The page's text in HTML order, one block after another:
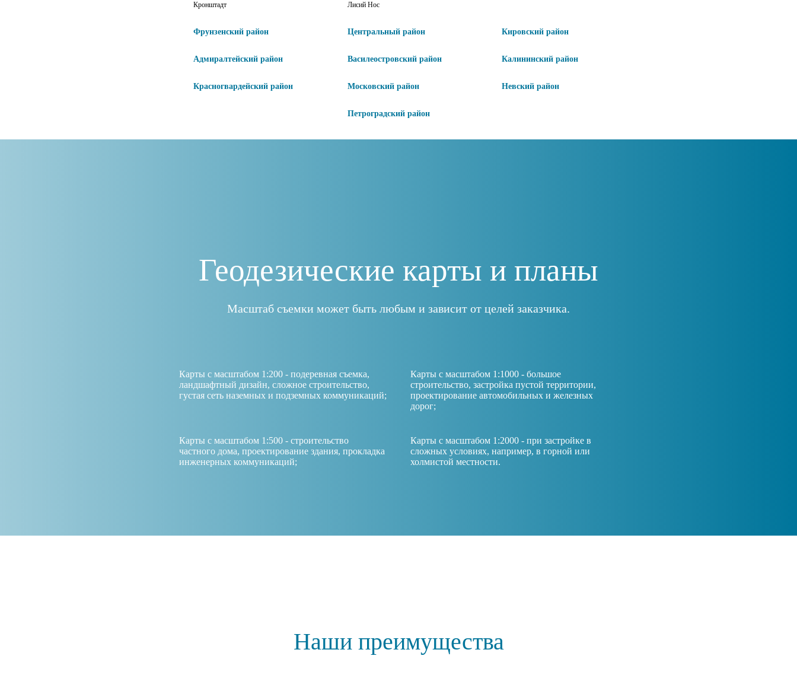
Кронштадт Лисий Нос
Фрунзенский район Центральный район Кировский район
Адмиралтейский район Василеостровский район Калининский район
Красногвардейский район Московский район Невский район
Петроградский район
Геодезические карты и планы
Масштаб съемки может быть любым и зависит от целей заказчика.
Карты с масштабом 1:200 - подеревная съемка,
ландшафтный дизайн, сложное строительство,
густая сеть наземных и подземных коммуникаций;
Карты с масштабом 1:1000 - большое
строительство, застройка пустой территории,
проектирование автомобильных и железных
дорог;
Карты с масштабом 1:500 - строительство
частного дома, проектирование здания, прокладка
инженерных коммуникаций;
Карты с масштабом 1:2000 - при застройке в
сложных условиях, например, в горной или
холмистой местности.
Наши преимущества